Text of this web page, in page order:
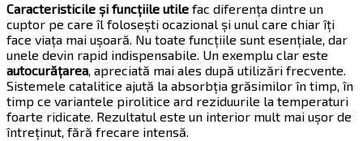
Caracteristicile și funcțiile utile fac diferența dintre un
cuptor pe care îl folosești ocazional și unul care chiar îți
face viața mai ușoară. Nu toate funcțiile sunt esențiale, dar
unele devin rapid indispensabile. Un exemplu clar este
autocurățarea, apreciată mai ales după utilizări frecvente.
Sistemele catalitice ajută la absorbția grăsimilor în timp, în
timp ce variantele pirolitice ard reziduurile la temperaturi
foarte ridicate. Rezultatul este un interior mult mai ușor de
întreținut, fără frecare intensă.